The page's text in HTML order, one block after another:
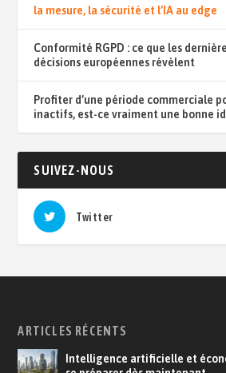
la mesure, la sécurité et l’IA au edge
Conformité RGPD : ce que les
décisions européennes révèlent
Profiter d’une période commerciale
inactifs, est-ce vraiment une bonne
SUIVEZ-NOUS
Twitter
ARTICLES RÉCENTS
Intelligence artificielle et